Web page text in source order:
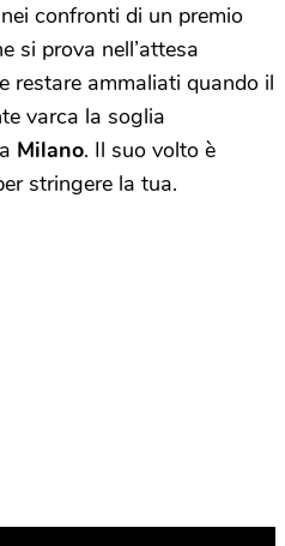
confronti di un premio
si prova nell’attesa
restare ammaliati quando il
varca la soglia
Milano. Il suo volto è
stringere la tua.